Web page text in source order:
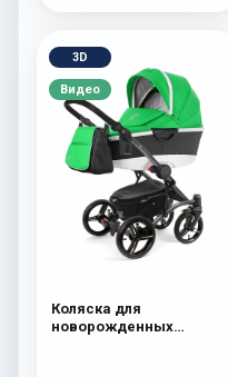
3D
Видео
Коляска для
новорожденных